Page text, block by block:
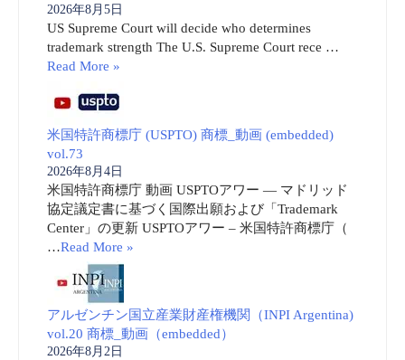
2026年8月5日
US Supreme Court will decide who determines
trademark strength The U.S. Supreme Court rece …
Read More »
米国特許商標庁 (USPTO) 商標_動画 (embedded)
vol.73
2026年8月4日
米国特許商標庁 動画 USPTOアワー ― マドリッド
協定議定書に基づく国際出願および「Trademark
Center」の更新 USPTOアワー – 米国特許商標庁（
…Read More »
アルゼンチン国立産業財産権機関（INPI Argentina)
vol.20 商標_動画（embedded）
2026年8月2日